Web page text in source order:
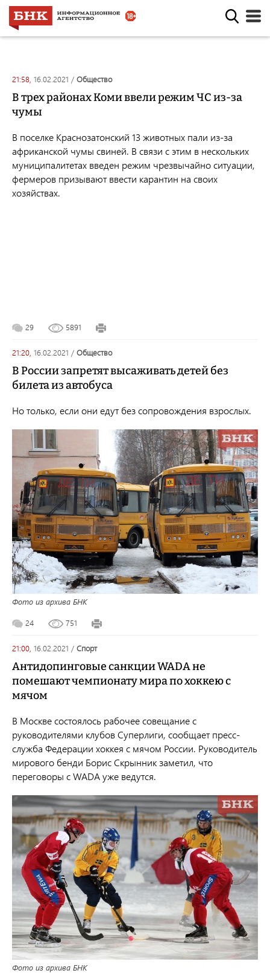
21:58, 16.02.2021 / общество
В трех районах Коми ввели режим ЧС из-за
чумы
В поселке Краснозатонский 13 животных пали из-за
африканской чумы свиней. В связи с этим в нескольких
муниципалитетах введен режим чрезвычайно ситуации,
фермеров призывают ввести карантин на своих
хозяйствах.
29 5891
21:20, 16.02.2021 / общество
В России запретят высаживать детей без
билета из автобуса
Но только, если они едут без сопровождения взрослых.
Фото из архива БНК
24 751
21:00, 16.02.2021 / спорт
Антидопинговые санкции WADA не
помешают чемпионату мира по хоккею с
мячом
В Москве состоялось рабочее совещание с
руководителями клубов Суперлиги, сообщает пресс-
служба Федерации хоккея с мячом России. Руководитель
мирового бенди Борис Скрынник заметил, что
переговоры с WADA уже ведутся.
Фото из архива БНК